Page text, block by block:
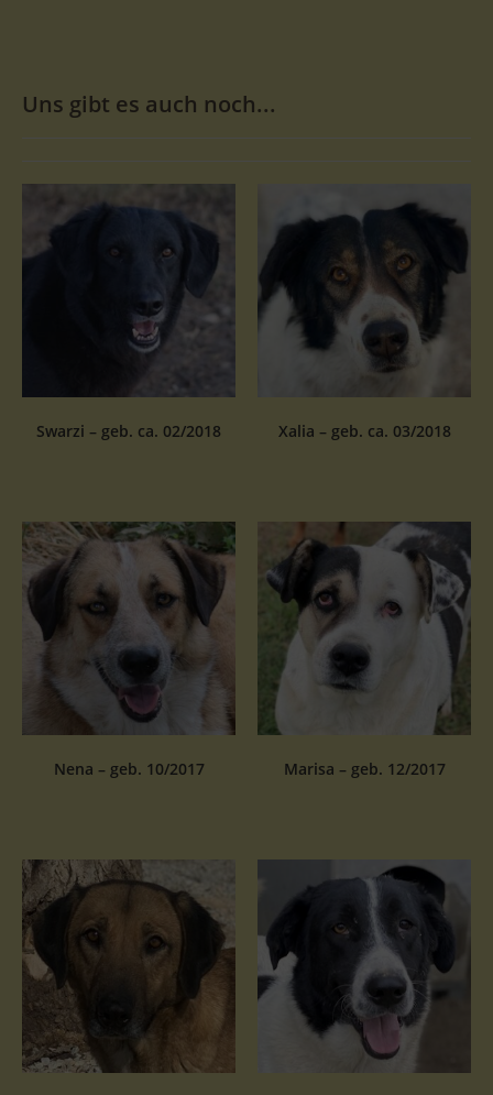
Uns gibt es auch noch...
Swarzi – geb. ca. 02/2018 Xalia – geb. ca. 03/2018
Nena – geb. 10/2017 Marisa – geb. 12/2017